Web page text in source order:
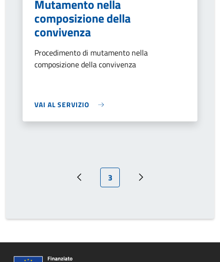
Mutamento nella
composizione della
convivenza
Procedimento di mutamento nella
composizione della convivenza
VAI AL SERVIZIO
Pagina precedente
Pagina attuale
3 Prossima pagina